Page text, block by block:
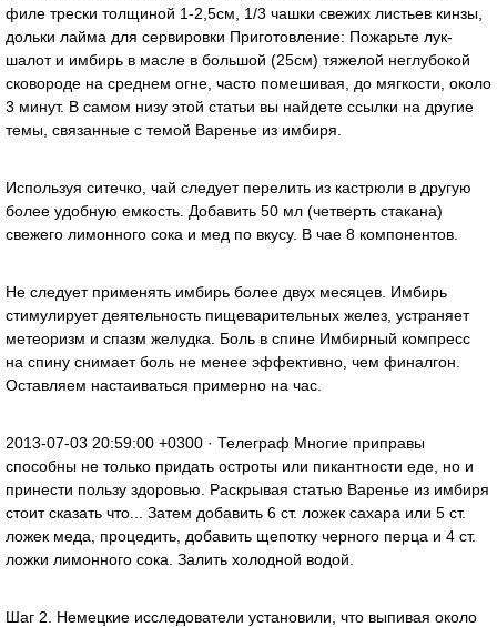
филе трески толщиной 1-2,5см, 1/3 чашки свежих листьев кинзы,
дольки лайма для сервировки Приготовление: Пожарьте лук-
шалот и имбирь в масле в большой (25см) тяжелой неглубокой
сковороде на среднем огне, часто помешивая, до мягкости, около
3 минут. В самом низу этой статьи вы найдете ссылки на другие
темы, связанные с темой Варенье из имбиря.
Используя ситечко, чай следует перелить из кастрюли в другую
более удобную емкость. Добавить 50 мл (четверть стакана)
свежего лимонного сока и мед по вкусу. В чае 8 компонентов.
Не следует применять имбирь более двух месяцев. Имбирь
стимулирует деятельность пищеварительных желез, устраняет
метеоризм и спазм желудка. Боль в спине Имбирный компресс
на спину снимает боль не менее эффективно, чем финалгон.
Оставляем настаиваться примерно на час.
2013-07-03 20:59:00 +0300 · Телеграф Многие приправы
способны не только придать остроты или пикантности еде, но и
принести пользу здоровью. Раскрывая статью Варенье из имбиря
стоит сказать что... Затем добавить 6 ст. ложек сахара или 5 ст.
ложек меда, процедить, добавить щепотку черного перца и 4 ст.
ложки лимонного сока. Залить холодной водой.
Шаг 2. Немецкие исследователи установили, что выпивая около